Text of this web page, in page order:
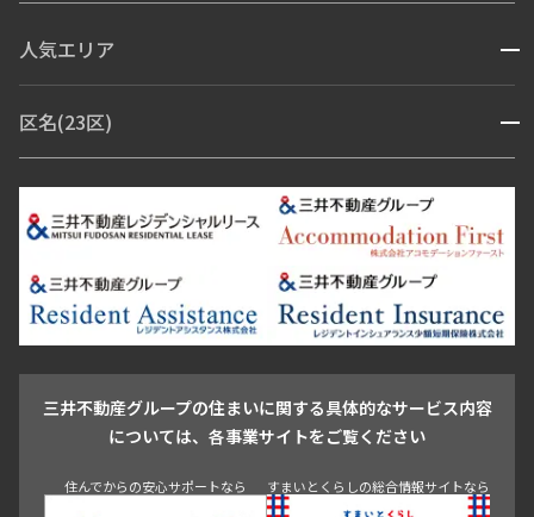
ブランドマンション
人気エリア 開閉
青山・表参道・原宿
市ヶ谷・神楽坂・飯田橋
三田・芝・浜松町
芝浦・汐留・品川
月島・勝どき・豊洲
本郷・春日・小石川
目白・高田馬場・早稲田
池尻大橋・三軒茶屋
祐天寺・学芸大学・自由が丘
駒沢・用賀・二子玉川
成城・砧
池袋・板橋・王子
青山 渋谷 東京・大手町 新宿 品川
目黒・中目黒
区名(23区) 開閉
江東区 台東区 墨田区
中野区
豊島区
杉並区 板橋区 練馬区 荒川区
足立区
葛飾区
江戸川区
三井不動産グループの住まいに関する具体的なサービス内容
については、各事業サイトをご覧ください
住んでからの安心サポートなら すまいとくらしの総合情報サイトなら